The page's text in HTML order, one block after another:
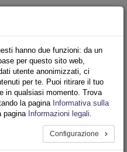
Iscriviti
Ricerca
Area Stampa
Privacy
hanno due funzioni: da un
per questo sito web,
utente anonimizzati, ci
per te. Puoi ritirare il tuo
in qualsiasi momento. Trova
la pagina Informativa sulla
pagina Informazioni legali.
Configurazione